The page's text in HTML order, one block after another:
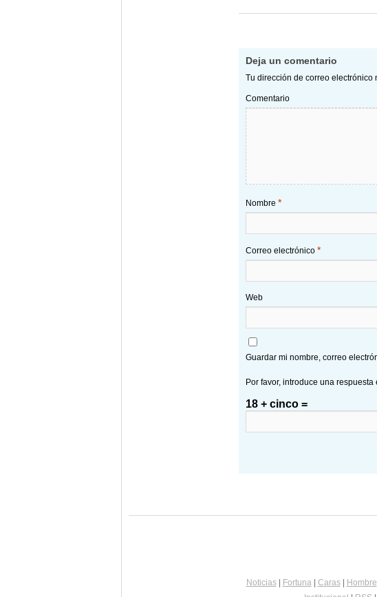
Deja un comentario
Tu dirección de correo electrónico
Comentario
Nombre *
Correo electrónico *
Web
Guardar mi nombre, correo
Por favor, introduce una respuesta
18 + cinco =
Noticias| Fortuna| Caras| Hombre